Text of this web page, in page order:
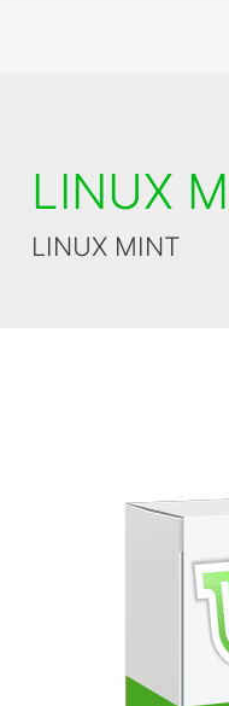
LINUX
LINUX MINT